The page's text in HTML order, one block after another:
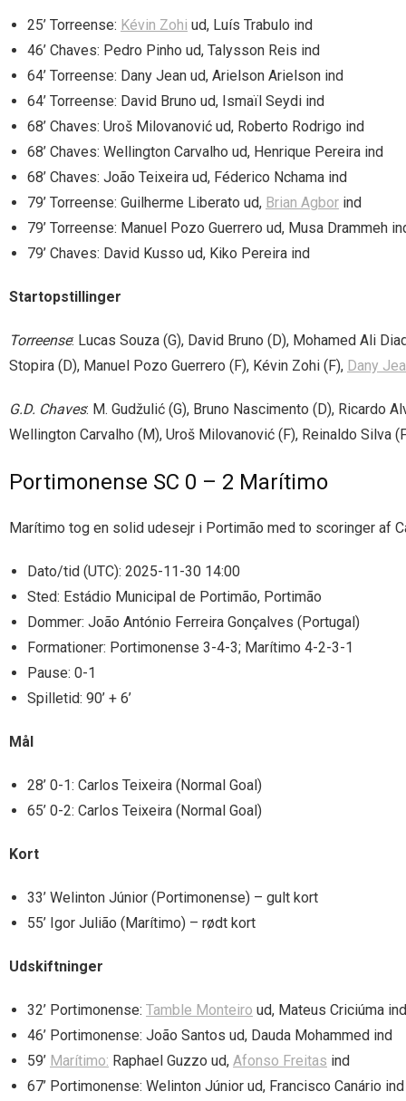
25’ Torreense: Kévin Zohi ud, Luís Trabulo ind
46’ Chaves: Pedro Pinho ud, Talysson Reis ind
64’ Torreense: Dany Jean ud, Arielson Arielson ind
64’ Torreense: David Bruno ud, Ismaïl Seydi ind
68’ Chaves: Uroš Milovanović ud, Roberto Rodrigo ind
68’ Chaves: Wellington Carvalho ud, Henrique Pereira ind
68’ Chaves: João Teixeira ud, Féderico Nchama ind
79’ Torreense: Guilherme Liberato ud, Brian Agbor ind
79’ Torreense: Manuel Pozo Guerrero ud, Musa Drammeh
79’ Chaves: David Kusso ud, Kiko Pereira ind
Startopstillinger
Torreense: Lucas Souza (G), David Bruno (D), Mohamed Ali
Stopira (D), Manuel Pozo Guerrero (F), Kévin Zohi (F), Dany
G.D. Chaves: M. Gudžulić (G), Bruno Nascimento (D), Ricardo
Wellington Carvalho (M), Uroš Milovanović (F), Reinaldo Silva
Portimonense SC 0 – 2 Marítimo
Marítimo tog en solid udesejr i Portimão med to scoringer af
Dato/tid (UTC): 2025-11-30 14:00
Sted: Estádio Municipal de Portimão, Portimão
Dommer: João António Ferreira Gonçalves (Portugal)
Formationer: Portimonense 3-4-3; Marítimo 4-2-3-1
Pause: 0-1
Spilletid: 90’ + 6’
Mål
28’ 0-1: Carlos Teixeira (Normal Goal)
65’ 0-2: Carlos Teixeira (Normal Goal)
Kort
33’ Welinton Júnior (Portimonense) – gult kort
55’ Igor Julião (Marítimo) – rødt kort
Udskiftninger
32’ Portimonense: Tamble Monteiro ud, Mateus Criciúma ind
46’ Portimonense: João Santos ud, Dauda Mohammed ind
59’ Marítimo: Raphael Guzzo ud, Afonso Freitas ind
67’ Portimonense: Welinton Júnior ud, Francisco Canário ind